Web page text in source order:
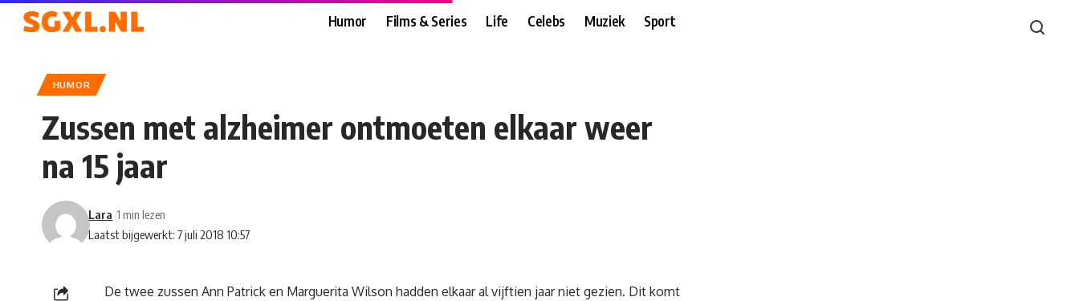
Humor Films & Series Life Celebs Muziek Sport
HUMOR
Zussen met alzheimer ontmoeten elkaar weer
na 15 jaar
Laatst bijgewerkt: 7 juli 2018 10:57
Lara 1 min lezen
De twee zussen Ann Patrick en Marguerita Wilson hadden elkaar al vijftien jaar niet gezien. Dit komt